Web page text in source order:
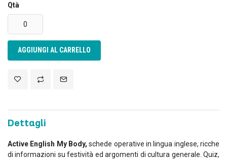
Qtà
AGGIUNGI AL CARRELLO
Dettagli
Active English My Body,schede operative in lingua inglese, ricche
diinformazioni su festività ed argomenti di cultura generale. Quiz,